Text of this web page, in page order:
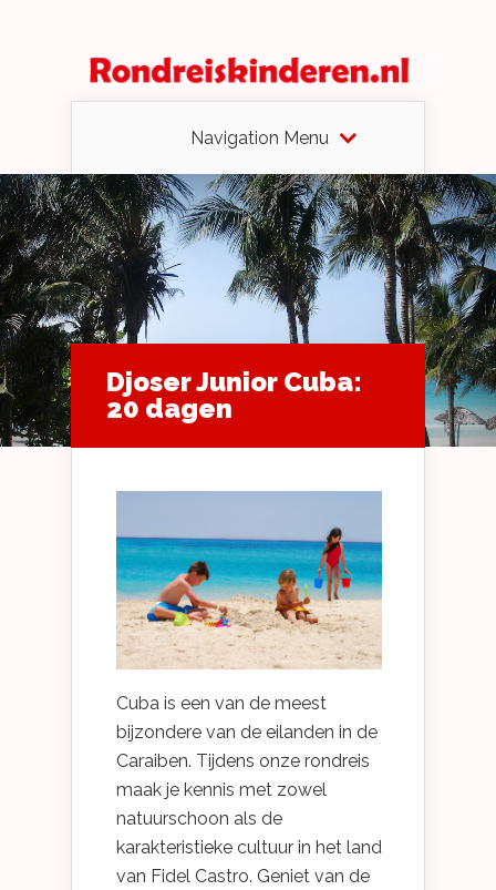
Navigation Menu
Djoser Junior Cuba:
20 dagen
Cuba is een van de meest
bijzondere van de eilanden in de
Caraiben. Tijdens onze rondreis
maak je kennis met zowel
natuurschoon als de
karakteristieke cultuur in het land
van Fidel Castro. Geniet van de